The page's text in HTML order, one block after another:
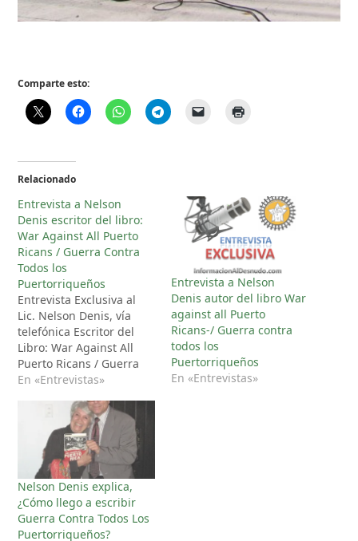
Comparte esto:
Relacionado
Entrevista a Nelson
Denis escritor del libro:
War Against All Puerto
Ricans / Guerra Contra
Todos los
Puertorriqueños
Entrevista Exclusiva al
Lic. Nelson Denis, vía
telefónica Escritor del
Libro: War Against All
Puerto Ricans / Guerra
Contra Todos los
En «Entrevistas»
Entrevista a Nelson
Denis autor del libro War
against all Puerto
Ricans-/ Guerra contra
todos los
Puertorriqueños
En «Entrevistas»
Nelson Denis explica,
¿Cómo llego a escribir
Guerra Contra Todos Los
Puertorriqueños?